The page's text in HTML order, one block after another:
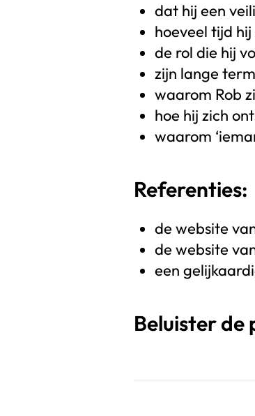
dat hij een
hoeveel tijd
de rol die hij
zijn lange
waarom Rob
hoe hij zich
waarom
Referenties:
de website
de website
een
Beluister de